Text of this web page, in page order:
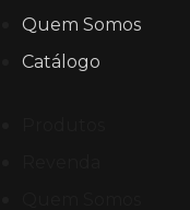
Quem Somos
Catálogo